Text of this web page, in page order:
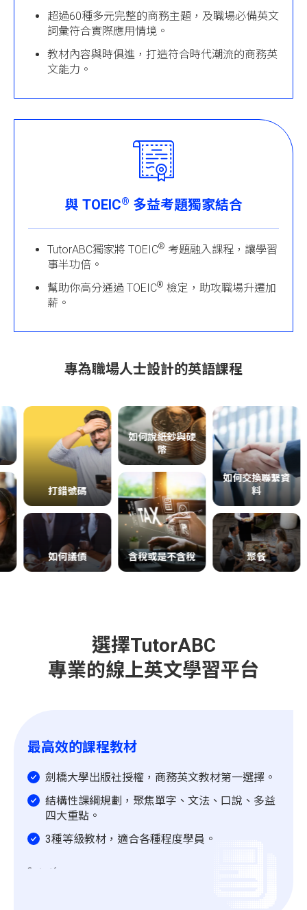
超過60種多元完整的商務主題，及職場必備英文
詞彙符合實際應用情境。
教材內容與時俱進，打造符合時代潮流的商務英
文能力。
與 TOEIC® 多益考題獨家結合
TutorABC獨家將 TOEIC® 考題融入課程，讓學習
事半功倍。
幫助你高分通過 TOEIC® 檢定，助攻職場升遷加
薪。
專為職場人士設計的英語課程
打錯號碼
如何議價
如何說紙鈔與硬
幣
含稅或是不含稅
如何交換聯繫資
料
聚餐
選擇TutorABC
專業的線上英文學習平台
最高效的課程教材
劍橋大學出版社授權，商務英文教材第一選擇。
結構性課綱規劃，聚焦單字、文法、口說、多益
四大重點。
3種等級教材，適合各種程度學員。